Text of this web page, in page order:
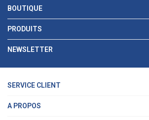
BOUTIQUE
PRODUITS
NEWSLETTER
SERVICE CLIENT
A PROPOS